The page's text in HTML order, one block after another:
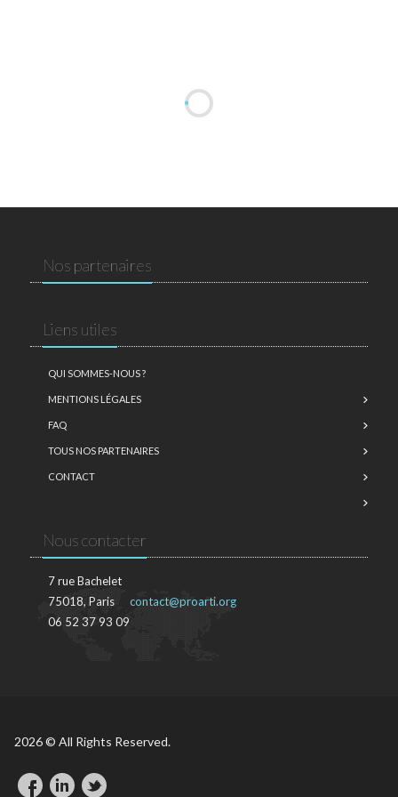
Nos partenaires
Liens utiles
QUI SOMMES-NOUS ?
MENTIONS LÉGALES
FAQ
TOUS NOS PARTENAIRES
CONTACT
Nous contacter
7 rue Bachelet
75018, Paris
06 52 37 93 09
contact@proarti.org
2026 © All Rights Reserved.